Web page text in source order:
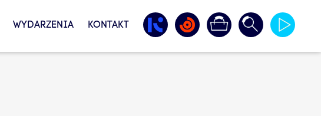
WYDARZENIA KONTAKT